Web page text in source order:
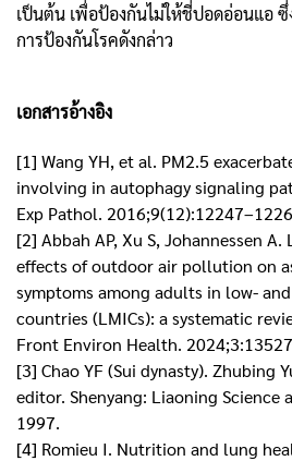
เป็นต้น เพื่อป้องกันไม่ให้ชี่ปอดอ่อนแอ
การป้องกันโรคดังกล่าว
เอกสารอ้างอิง
[1] Wang YH, et al. PM2.5
involving in autophagy signaling
Exp Pathol.
[2] Abbah AP, Xu S, Johannessen
effects of outdoor air pollution on
symptoms among adults in low-
countries (LMICs): a systematic
Front Environ Health.
[3] Chao YF (Sui dynasty). Zhubing
editor. Shenyang: Liaoning Science
1997.
[4] Romieu I. Nutrition and lung